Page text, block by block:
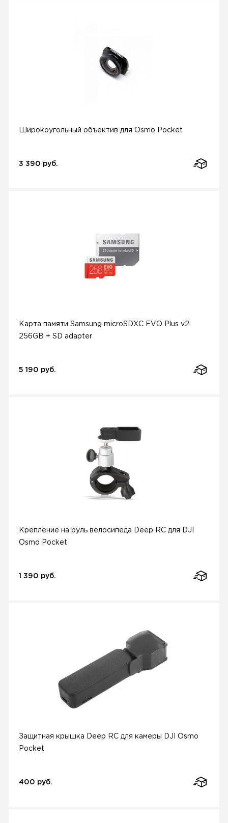
Широкоугольный объектив для Osmo Pocket
3 390 руб.
Карта памяти Samsung microSDXC EVO Plus v2
256GB + SD adapter
5 190 руб.
Крепление на руль велосипеда Deep RC для DJI
Osmo Pocket
1 390 руб.
Защитная крышка Deep RC для камеры DJI Osmo
Pocket
400 руб.